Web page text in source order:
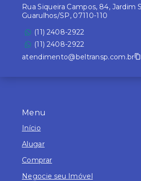
Menu
Início
Alugar
Comprar
Negocie seu Imóvel
Rua Siqueira Campos, 84, Jardim
Guarulhos/SP, 07110-110
(11) 2408-2922
(11) 2408-2922
atendimento@beltransp.com.br